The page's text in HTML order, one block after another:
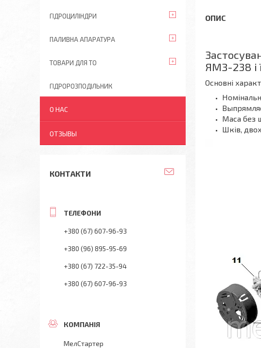
ЯМЗ-238 і
Основні
Маса без
Шків,
ГІДРОЦИЛІНДРИ
ПАЛИВНА АПАРАТУРА
ТОВАРИ ДЛЯ ТО
ГІДРОРОЗПОДІЛЬНИК
О НАС
ОТЗЫВЫ
КОНТАКТИ
+380 (67) 607-96-93
+380 (96) 895-95-69
+380 (67) 722-35-94
+380 (67) 607-96-93
МелСтартер